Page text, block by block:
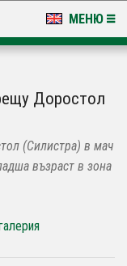
МЕНЮ
Доростол
(Силистра) в мач
възраст в зона